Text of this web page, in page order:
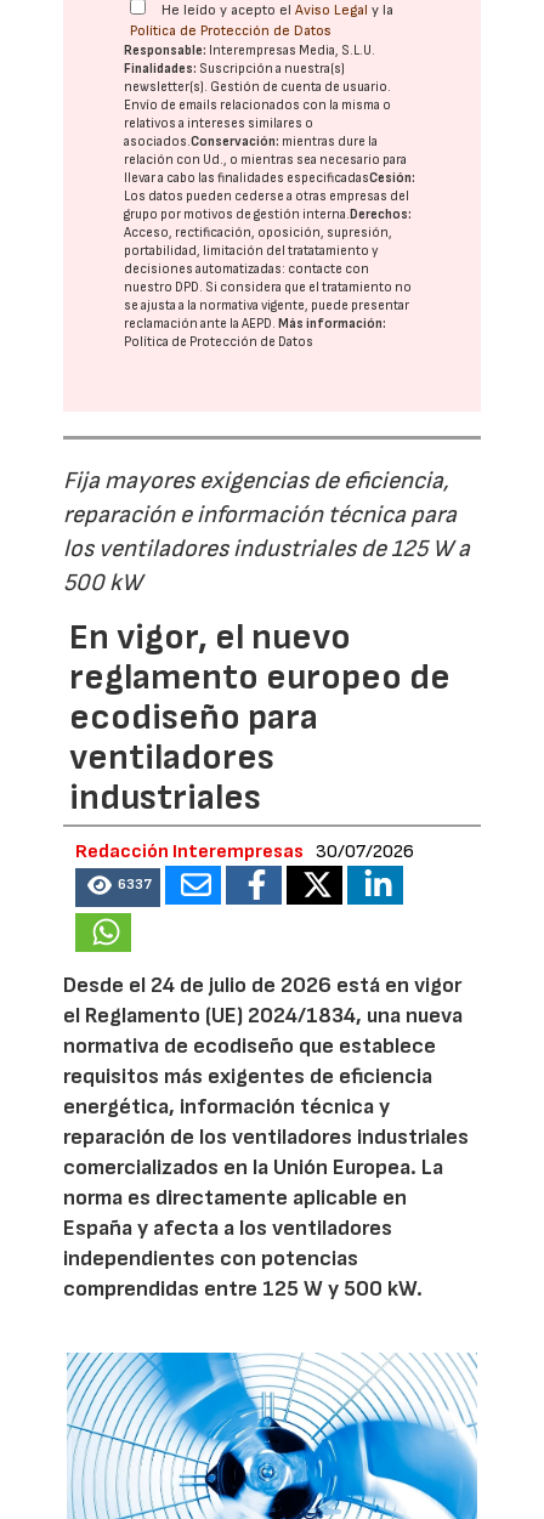
He leído y acepto elAviso Legal y la
Política de Protección de Datos
Responsable: Interempresas Media, S.L.U.
Finalidades: Suscripción a nuestra(s)
newsletter(s). Gestión de cuenta de usuario.
Envío de emails relacionados con la misma o
relativos a intereses similares o
asociados.Conservación: mientras dure la
relación con Ud., o mientras sea necesario para
llevar a cabo las finalidades especificadasCesión:
Los datos pueden cederse a otras empresas del
grupo por motivos de gestión interna. Derechos:
Acceso, rectificación, oposición, supresión,
portabilidad, limitación del tratatamiento y
decisiones automatizadas: contacte con
nuestro DPD. Si considera que el tratamiento no
se ajusta a la normativa vigente, puede presentar
reclamación ante laAEPD. Más información:
Política de Protección de Datos
Fija mayores exigencias de eficiencia,
reparación e información técnica para
los ventiladores industriales de 125 W a
500 kW
En vigor, el nuevo
reglamento europeo de
ecodiseño para
ventiladores
industriales
Redacción Interempresas 30/07/2026
6337
Desde el 24 de julio de 2026 está en vigor
el Reglamento (UE) 2024/1834, una nueva
normativa de ecodiseño que establece
requisitos más exigentes de eficiencia
energética, información técnica y
reparación de los ventiladores industriales
comercializados en la Unión Europea. La
norma es directamente aplicable en
España y afecta a los ventiladores
independientes con potencias
comprendidas entre 125 W y 500 kW.